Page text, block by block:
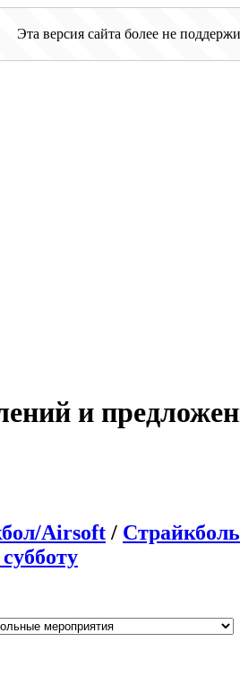
Эта версия сайта более не
и
Airsoft /